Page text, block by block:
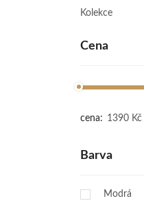
Kolekce
Cena
cena:
Barva
Modrá